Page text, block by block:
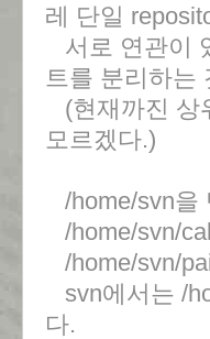
레 단일
서로 연관이
트를 분리하는
(현재까진 상
모르겠다.)
/home/svn을
/home/svn/
/home/svn/
svn에서는 /
다.